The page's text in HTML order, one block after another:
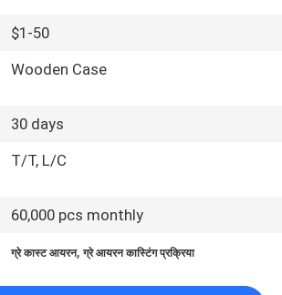
$1-50
Wooden Case
30 days
T/T, L/C
60,000 pcs monthly
ग्रे कास्ट आयरन,ग्रे आयरन कास्टिंग प्रक्रिया